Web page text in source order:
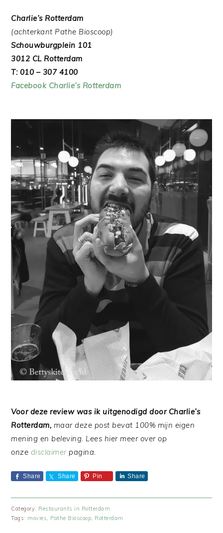
Charlie’s Rotterdam
(achterkant Pathe Bioscoop)
Schouwburgplein 101
3012 CL Rotterdam
T: 010 – 307 4100
Facebook Charlie’s Rotterdam
Voor deze review was ik uitgenodigd door Charlie’s
Rotterdam, maar deze post bevat 100% mijn eigen
mening en beleving. Lees hier meer over op
onze disclaimerpagina.
Share Share Pin Share
Category: Restaurants in Rotterdam
Tags: movies, Pathe Bioscoop, Rotterdam